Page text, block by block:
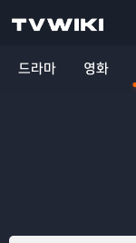
드라마 영화